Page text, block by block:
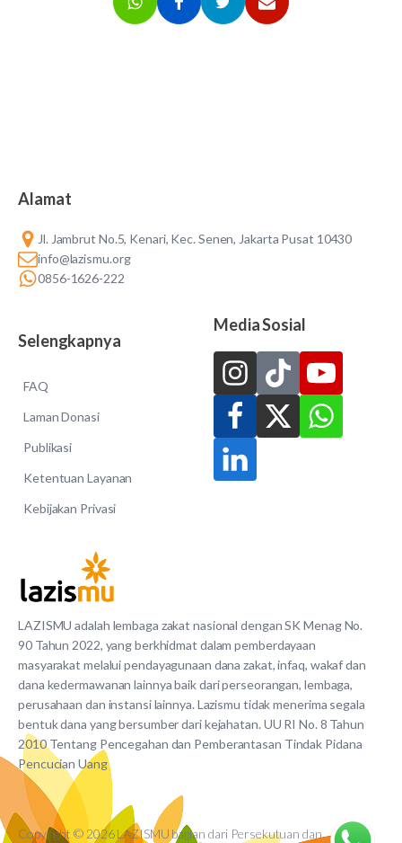
LAZISMU adalah lembaga zakat nasional dengan SK Menag No.
90 Tahun 2022, yang berkhidmat dalam pemberdayaan
masyarakat melalui pendayagunaan dana zakat, infaq, wakaf dan
dana kedermawanan lainnya baik dari perseorangan, lembaga,
perusahaan dan instansi lainnya. Lazismu tidak menerima segala
bentuk dana yang bersumber dari kejahatan. UU RI No. 8 Tahun
2010 Tentang Pencegahan dan Pemberantasan Tindak Pidana
Pencucian Uang
Alamat
Jl. Jambrut No.5, Kenari, Kec. Senen, Jakarta Pusat 10430
info@lazismu.org
0856-1626-222
Selengkapnya
FAQ
Laman Donasi
Publikasi
Ketentuan Layanan
Kebijakan Privasi
Media Sosial
Copyright © 2026 LAZISMU bagian dari Persekutuan dan